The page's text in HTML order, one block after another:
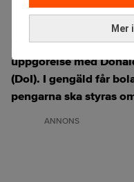
Mer
Den tyska energijätten
havsbaserade
uppgörelse med
(DoI). I gengäld får
pengarna ska styras
ANNONS